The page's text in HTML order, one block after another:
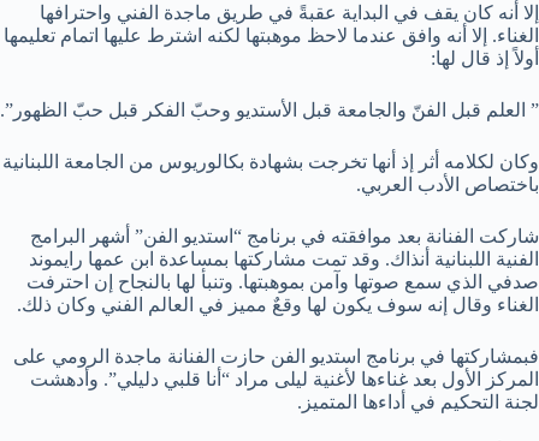
إلا أنه كان يقف في البداية عقبةً في طريق ماجدة الفني واحترافها
الغناء. إلا أنه وافق عندما لاحظ موهبتها لكنه اشترط عليها اتمام تعليمها
أولاً إذ قال لها:
” العلم قبل الفنّ والجامعة قبل الأستديو وحبّ الفكر قبل حبّ الظهور”.
وكان لكلامه أثر إذ أنها تخرجت بشهادة بكالوريوس من الجامعة اللبنانية
باختصاص الأدب العربي.
شاركت الفنانة بعد موافقته في برنامج “استديو الفن” أشهر البرامج
الفنية اللبنانية أنذاك. وقد تمت مشاركتها بمساعدة ابن عمها رايموند
صدفي الذي سمع صوتها وآمن بموهبتها. وتنبأ لها بالنجاح إن احترفت
الغناء وقال إنه سوف يكون لها وقعٌ مميز في العالم الفني وكان ذلك.
فبمشاركتها في برنامج استديو الفن حازت الفنانة ماجدة الرومي على
المركز الأول بعد غناءها لأغنية ليلى مراد “أنا قلبي دليلي”. وأدهشت
لجنة التحكيم في أداءها المتميز.